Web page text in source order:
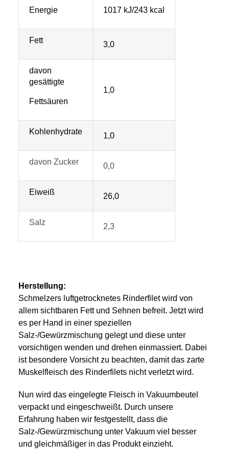
Energie 1017 kJ/243 kcal
Fett 3,0
davon
gesättigte
Fettsäuren
1,0
Kohlenhydrate 1,0
davon Zucker 0,0
Eiweiß 26,0
Salz 2,3
Herstellung:
Schmelzers luftgetrocknetes Rinderfilet wird von
allem sichtbaren Fett und Sehnen befreit. Jetzt wird
es per Hand in einer speziellen
Salz-/Gewürzmischung gelegt und diese unter
vorsichtigen wenden und drehen einmassiert. Dabei
ist besondere Vorsicht zu beachten, damit das zarte
Muskelfleisch des Rinderfilets nicht verletzt wird.
Nun wird das eingelegte Fleisch in Vakuumbeutel
verpackt und eingeschweißt. Durch unsere
Erfahrung haben wir festgestellt, dass die
Salz-/Gewürzmischung unter Vakuum viel besser
und gleichmäßiger in das Produkt einzieht.